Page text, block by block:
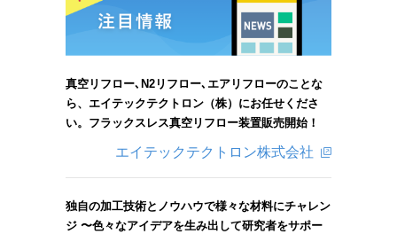
真空リフロー､N2リフロー､エアリフローのことな
ら、エイテックテクトロン（株）にお任せくださ
い。フラックスレス真空リフロー装置販売開始！
エイテックテクトロン株式会社
独自の加工技術とノウハウで様々な材料にチャレン
ジ 〜色々なアイデアを生み出して研究者をサポー